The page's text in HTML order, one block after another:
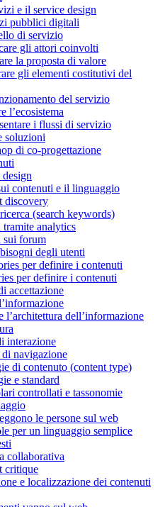
e il service design
pubblici digitali
di servizio
gli attori coinvolti
la proposta di valore
gli elementi costitutivi del
del servizio
l’ecosistema
i flussi di servizio
soluzioni
di co-progettazione
contenuti e il linguaggio
discovery
(search keywords)
analytics
sui forum
degli utenti
per definire i contenuti
per definire i contenuti
accettazione
l’architettura dell’informazione
interazione
navigazione
di contenuto (content type)
e standard
controllati e tassonomie
le persone sul web
per un linguaggio semplice
collaborativa
critique
e localizzazione dei contenuti